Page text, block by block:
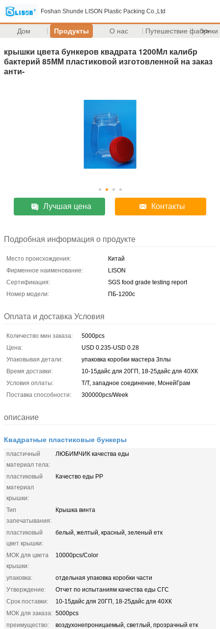
Foshan Shunde LISON Plastic Packing Co.,Ltd
Дом Продукты О нас Путешествие фабрики
>>
крышки цвета бункеров квадрата 1200Мл калибр
бактерий 85ММ пластиковой изготовленной на заказ
анти-
Лучшая цена Контакты
Подробная информация о продукте
Место происхождения:
Китай
Фирменное наименование:
LISON
Сертификация:
SGS food grade testing report
Номер модели:
ПБ-1200с
Оплата и доставка Условия
Количество мин заказа:
5000pcs
Цена:
USD 0.235-USD 0.28
Упаковывая детали:
упаковка коробки мастера 3плы
Время доставки:
10-15дайс для 20ГП, 18-25дайс для 40ХК
Условия оплаты:
Т/Т, западное соединение, МонейГрам
Поставка способности:
300000pcs/Week
описание
Квадратные пластиковые бункеры
пластичный
материал тела:
ЛЮБИМЧИК качества еды
пластиковый
материал
крышки:
Качество еды PP
Тип
запечатывания:
Крышка винта
пластиковый
цвет крышки:
белый, желтый, красный, зеленый етк
МОК для цвета
крышки:
10000pcs/Color
упаковка:
отдельная упаковка коробки части
Утверждение:
Отчет по испытаниям качества еды СГС
Срок поставки:
10-15дайс для 20ГП, 18-25дайс для 40ХК
МОК для заказа: 5000pcs
преимущество:
воздухонепроницаемый, светлый, прозрачный етк